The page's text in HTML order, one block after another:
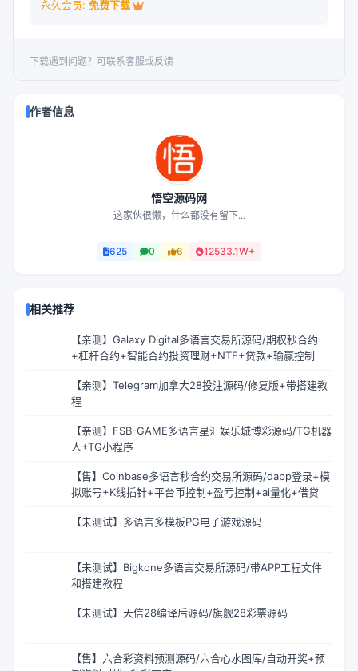
永久会员: 免费下载
下载遇到问题？可联系客服或反馈
作者信息
悟空源码网
这家伙很懒，什么都没有留下...
625 0 6 12533.1W+
相关推荐
【亲测】Galaxy Digital多语言交易所源码/期权秒合约
+杠杆合约+智能合约投资理财+NTF+贷款+输赢控制
【亲测】Telegram加拿大28投注源码/修复版+带搭建教
程
【亲测】FSB-GAME多语言星汇娱乐城博彩源码/TG机器
人+TG小程序
【售】Coinbase多语言秒合约交易所源码/dapp登录+模
拟账号+K线插针+平台币控制+盈亏控制+ai量化+借贷
【未测试】多语言多模板PG电子游戏源码
【未测试】Bigkone多语言交易所源码/带APP工程文件
和搭建教程
【未测试】天信28编译后源码/旗舰28彩票源码
【售】六合彩资料预测源码/六合心水图库/自动开奖+预